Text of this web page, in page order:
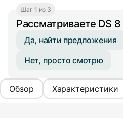
Шаг 1 из 3
Рассматриваете DS
Да, найти предложения
Нет, просто смотрю
Обзор Характеристики